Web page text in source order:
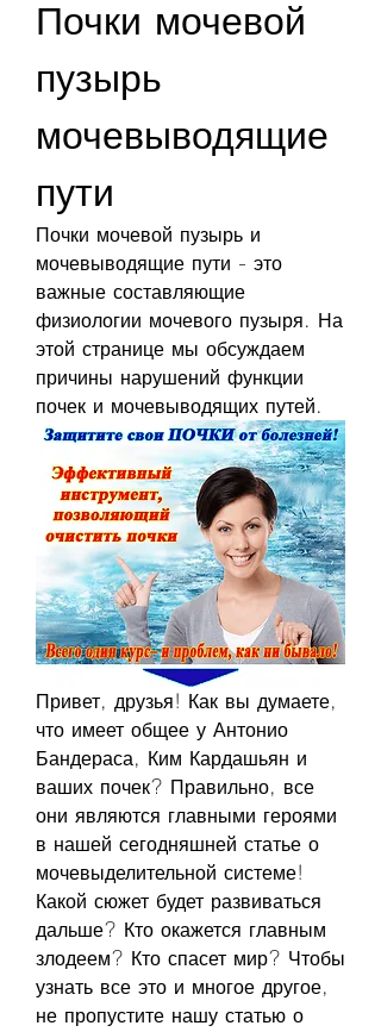
Почки мочевой
пузырь
мочевыводящие
пути
Почки мочевой пузырь и
мочевыводящие пути - это
важные составляющие
физиологии мочевого пузыря. На
этой странице мы обсуждаем
причины нарушений функции
почек и мочевыводящих путей.
Привет, друзья! Как вы думаете,
что имеет общее у Антонио
Бандераса, Ким Кардашьян и
ваших почек? Правильно, все
они являются главными героями
в нашей сегодняшней статье о
мочевыделительной системе!
Какой сюжет будет развиваться
дальше? Кто окажется главным
злодеем? Кто спасет мир? Чтобы
узнать все это и многое другое,
не пропустите нашу статью о